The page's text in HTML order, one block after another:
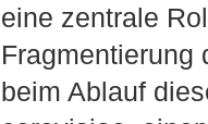
eine zentrale
Fragmentierung
beim Ablauf